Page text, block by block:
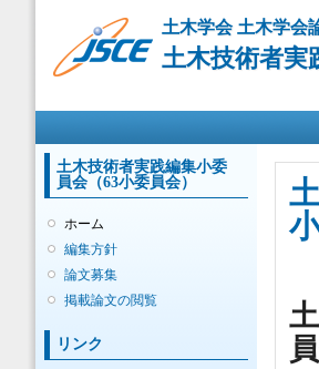
土木学会 土木学会
土木技術者実
土木技術者実践編集小委
員会（63小委員会）
ホーム
編集方針
論文募集
掲載論文の閲覧
リンク